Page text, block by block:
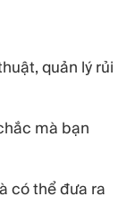
quản lý rủi
mà bạn
có thể đưa ra